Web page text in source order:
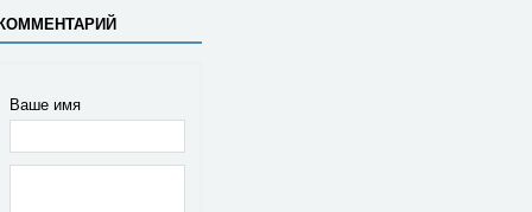
Ваше имя